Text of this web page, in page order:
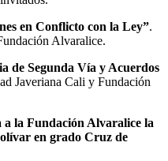
en Conflicto con la Ley”.
Alvaralice.
de Segunda Vía y Acuerdos
Javeriana Cali y Fundación
a la Fundación Alvaralice la
en grado Cruz de